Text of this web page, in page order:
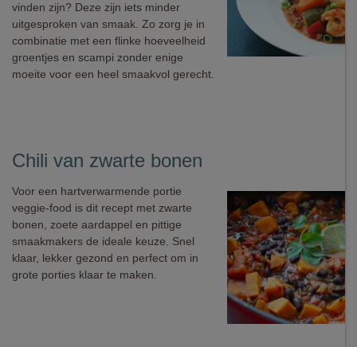
vinden zijn? Deze zijn iets minder
uitgesproken van smaak. Zo zorg je in
combinatie met een flinke hoeveelheid
groentjes en scampi zonder enige
moeite voor een heel smaakvol gerecht.
Chili van zwarte bonen
Voor een hartverwarmende portie
veggie-food is dit recept met zwarte
bonen, zoete aardappel en pittige
smaakmakers de ideale keuze. Snel
klaar, lekker gezond en perfect om in
grote porties klaar te maken.